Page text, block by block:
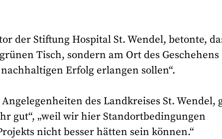
der Stiftung Hospital St. Wendel, betonte,
Tisch, sondern am Ort des Geschehens
Erfolg erlangen sollen“.
des Landkreises St. Wendel,
gut“, „weil wir hier Standortbedingungen
nicht besser hätten sein können.“